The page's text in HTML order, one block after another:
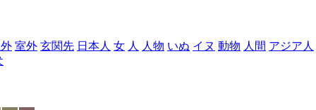
室外 玄関先 日本人 女 人 人物 いぬ イヌ 動物 人間 アジア人